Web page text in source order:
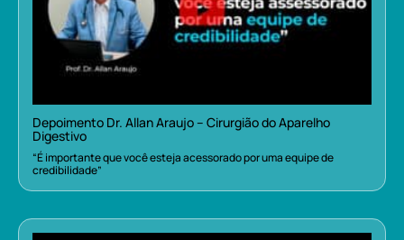
Depoimento Dr. Allan Araujo – Cirurgião do Aparelho
Digestivo
“É importante que você esteja acessorado por uma equipe de
credibilidade”